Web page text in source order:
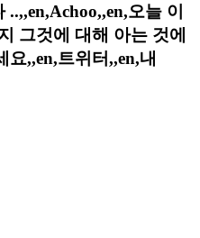
오늘 이
그것에 대해 아는 것에
,,en,트위터,,en,내